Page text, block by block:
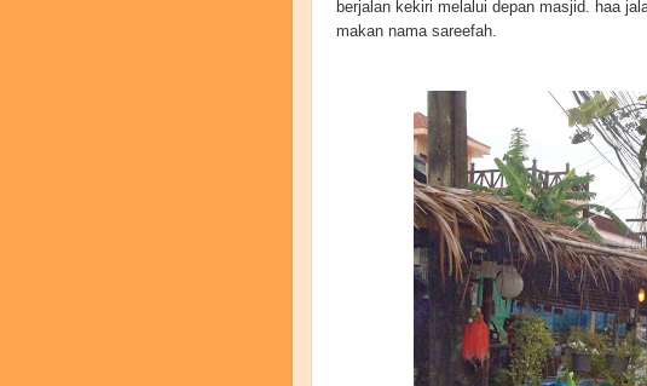
berjalan kekiri melalui depan masjid. haa
makan nama sareefah.